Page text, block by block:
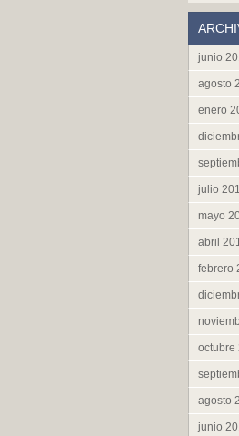
junio
agosto
enero
julio
mayo
abril
febrero
octubre
agosto
junio